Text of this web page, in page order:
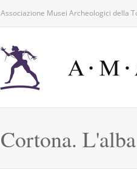
Associazione Musei Archeologici della
Cortona.